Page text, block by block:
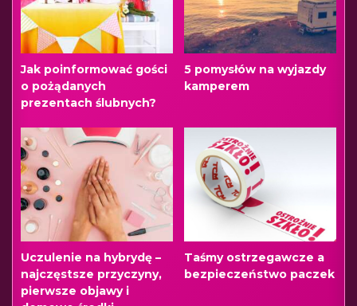
Jak poinformować gości
o pożądanych
prezentach ślubnych?
5 pomysłów na wyjazdy
kamperem
Uczulenie na hybrydę –
najczęstsze przyczyny,
pierwsze objawy i
Taśmy ostrzegawcze a
bezpieczeństwo paczek